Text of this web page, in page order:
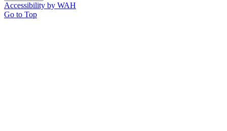
Accessibility by WAH
Go to Top